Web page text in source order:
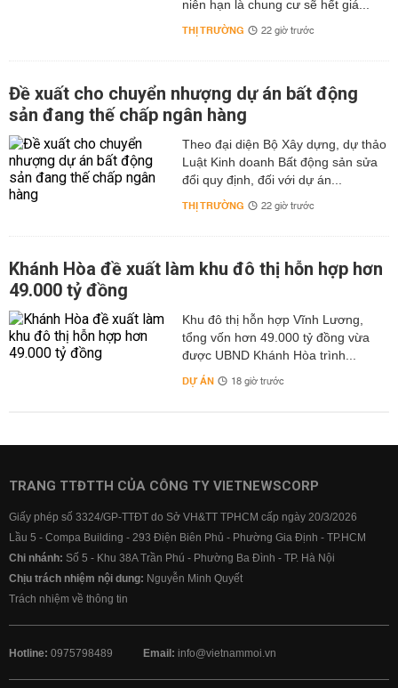
niên hạn là chung cư sẽ hết giá...
THỊ TRƯỜNG 22 giờ trước
Đề xuất cho chuyển nhượng dự án bất động
sản đang thế chấp ngân hàng
Theo đại diện Bộ Xây dựng, dự thảo
Luật Kinh doanh Bất động sản sửa
đổi quy định, đối với dự án...
THỊ TRƯỜNG 22 giờ trước
Khánh Hòa đề xuất làm khu đô thị hỗn hợp hơn
49.000 tỷ đồng
Khu đô thị hỗn hợp Vĩnh Lương,
tổng vốn hơn 49.000 tỷ đồng vừa
được UBND Khánh Hòa trình...
DỰ ÁN 18 giờ trước
TRANG TTĐTTH CỦA CÔNG TY VIETNEWSCORP
Giấy phép số 3324/GP-TTĐT do Sở VH&TT TPHCM cấp ngày 20/3/2026
Lầu 5 - Compa Building - 293 Điện Biên Phủ - Phường Gia Định - TP.HCM
Chi nhánh: Số 5 - Khu 38A Trần Phú - Phường Ba Đình - TP. Hà Nội
Chịu trách nhiệm nội dung: Nguyễn Minh Quyết
Trách nhiệm về thông tin
Hotline: 0975798489 Email: info@vietnammoi.vn